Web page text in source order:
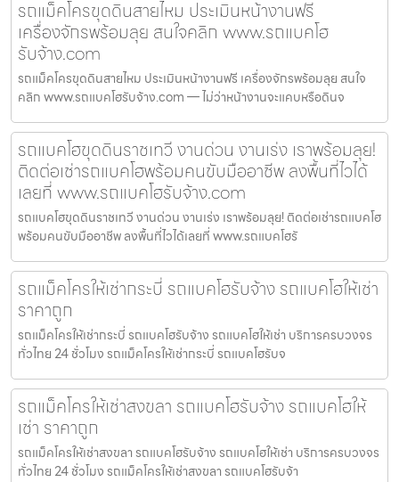
รถแม็คโครขุดดินสายไหม ประเมินหน้างานฟรี
เครื่องจักรพร้อมลุย สนใจคลิก www.รถแบคโฮ
รับจ้าง.com
รถแม็คโครขุดดินสายไหม ประเมินหน้างานฟรี เครื่องจักรพร้อมลุย สนใจ
คลิก www.รถแบคโฮรับจ้าง.com — ไม่ว่าหน้างานจะแคบหรือดินจ
รถแบคโฮขุดดินราชเทวี งานด่วน งานเร่ง เราพร้อมลุย!
ติดต่อเช่ารถแบคโฮพร้อมคนขับมืออาชีพ ลงพื้นที่ไวได้
เลยที่ www.รถแบคโฮรับจ้าง.com
รถแบคโฮขุดดินราชเทวี งานด่วน งานเร่ง เราพร้อมลุย! ติดต่อเช่ารถแบคโฮ
พร้อมคนขับมืออาชีพ ลงพื้นที่ไวได้เลยที่ www.รถแบคโฮรั
รถแม็คโครให้เช่ากระบี่ รถแบคโฮรับจ้าง รถแบคโฮให้เช่า
ราคาถูก
รถแม็คโครให้เช่ากระบี่ รถแบคโฮรับจ้าง รถแบคโฮให้เช่า บริการครบวงจร
ทั่วไทย 24 ชั่วโมง รถแม็คโครให้เช่ากระบี่ รถแบคโฮรับจ
รถแม็คโครให้เช่าสงขลา รถแบคโฮรับจ้าง รถแบคโฮให้
เช่า ราคาถูก
รถแม็คโครให้เช่าสงขลา รถแบคโฮรับจ้าง รถแบคโฮให้เช่า บริการครบวงจร
ทั่วไทย 24 ชั่วโมง รถแม็คโครให้เช่าสงขลา รถแบคโฮรับจ้า